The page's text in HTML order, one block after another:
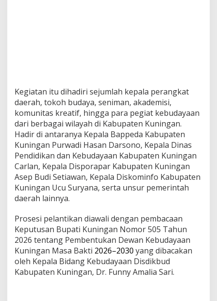
Kegiatan itu dihadiri sejumlah kepala perangkat
daerah, tokoh budaya, seniman, akademisi,
komunitas kreatif, hingga para pegiat kebudayaan
dari berbagai wilayah di Kabupaten Kuningan.
Hadir di antaranya Kepala Bappeda Kabupaten
Kuningan Purwadi Hasan Darsono, Kepala Dinas
Pendidikan dan Kebudayaan Kabupaten Kuningan
Carlan, Kepala Disporapar Kabupaten Kuningan
Asep Budi Setiawan, Kepala Diskominfo Kabupaten
Kuningan Ucu Suryana, serta unsur pemerintah
daerah lainnya.
Prosesi pelantikan diawali dengan pembacaan
Keputusan Bupati Kuningan Nomor 505 Tahun
2026 tentang Pembentukan Dewan Kebudayaan
Kuningan Masa Bakti 2026–2030 yang dibacakan
oleh Kepala Bidang Kebudayaan Disdikbud
Kabupaten Kuningan, Dr. Funny Amalia Sari.